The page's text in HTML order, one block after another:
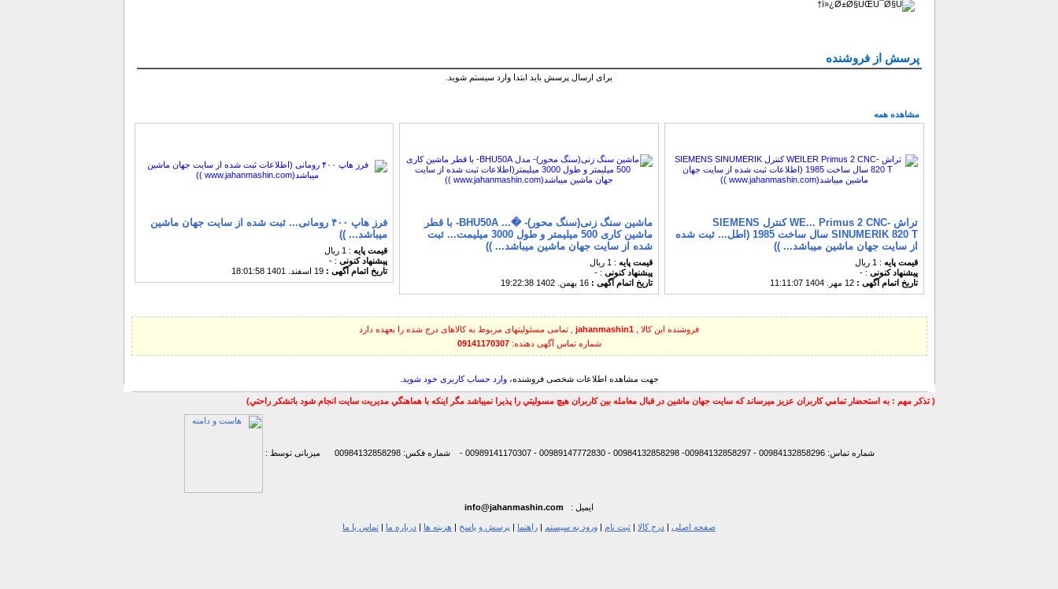
پرسش از فروشنده
برای ارسال پرسش باید ابتدا وارد سیستم شوید.
مشاهده همه
تراش -WE... Primus 2 CNC کنترل SIEMENS
SINUMERIK 820 T سال ساخت 1985 (اطل... ثبت شده
از سایت جهان ماشین میباشد... ))
قیمت پایه : 1 ریال
پیشنهاد كنونی : -
تاریخ اتمام آگهی : 12 مهر. 1404 11:11:07
ماشین سنگ زنی(سنگ محور)- �... BHU50A- با قطر
ماشین کاری 500 میلیمتر و طول 3000 میلیمت... ثبت
شده از سایت جهان ماشین میباشد... ))
قیمت پایه : 1 ریال
پیشنهاد كنونی : -
تاریخ اتمام آگهی : 16 بهمن. 1402 19:22:38
فرز هاپ ۴۰۰ رومانی... ثبت شده از سایت جهان ماشین
میباشد... ))
قیمت پایه : 1 ریال
پیشنهاد كنونی : -
تاریخ اتمام آگهی : 19 اسفند. 1401 18:01:58
فروشنده این کالا , jahanmashin1
, تمامی مسئولیتهای مربوط به کالاهای درج شده را بعهده دارد
شماره تماس آگهی دهنده:09141170307
جهت مشاهده اطلاعات شخصی فروشنده،وارد حساب کاربری خود شوید
( تذكر مهم : به استحضار تمامي كاربران عزيز ميرساند كه سايت جهان ماشين در قبال معامله بين كاربران هيچ مسوليتي را پذيرا نميباشد مگر اينكه با هماهنگي مديريت سايت انجام شود باتشكر راحتي)
شماره تماس: 00984132858296 - 00984132858297- 00984132858298 - 00989147772830 - 00989141170307 - شماره فکس: 00984132858298 میزبانی توسط :
ایمیل : info@jahanmashin.com
صفحه اصلی | درج کالا | ثبت نام | ورود به سیستم | راهنما | پرسش و پاسخ | هزینه ها | درباره ما | تماس با ما